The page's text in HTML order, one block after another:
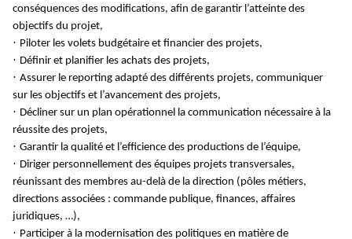
conséquences des modifications, afin de garantir l’atteinte des
objectifs du projet,
· Piloter les volets budgétaire et financier des projets,
· Définir et planifier les achats des projets,
· Assurer le reporting adapté des différents projets, communiquer
sur les objectifs et l’avancement des projets,
· Décliner sur un plan opérationnel la communication nécessaire à la
réussite des projets,
· Garantir la qualité et l’efficience des productions de l’équipe,
· Diriger personnellement des équipes projets transversales,
réunissant des membres au-delà de la direction (pôles métiers,
directions associées : commande publique, finances, affaires
juridiques, …),
· Participer à la modernisation des politiques en matière de